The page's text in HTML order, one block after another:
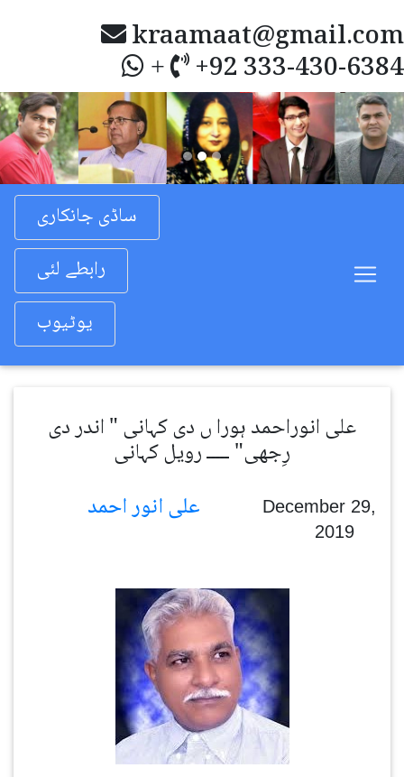
kraamaat@gmail.com
+ +92 333-430-6384
Previous
ساڈی جانکاری
رابطے لئی
یوٹیوب
علی انوراحمد ہورا ں دی کہانی " اندر دی
رِجھی" ـــــ رویل کہانی
December 29,
2019